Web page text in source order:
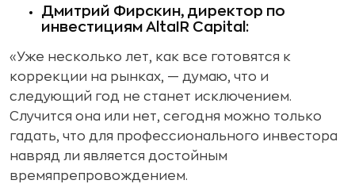
Дмитрий Фирскин, директор по
инвестициям AltaIR Capital:
«Уже несколько лет, как все готовятся к
коррекции на рынках, — думаю, что и
следующий год не станет исключением.
Случится она или нет, сегодня можно только
гадать, что для профессионального инвестора
навряд ли является достойным
времяпрепровождением.